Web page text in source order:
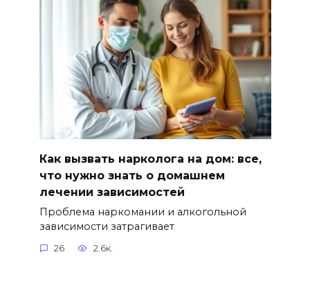
Как вызвать нарколога на дом: все,
что нужно знать о домашнем
лечении зависимостей
Проблема наркомании и алкогольной
зависимости затрагивает
26 2.6к.